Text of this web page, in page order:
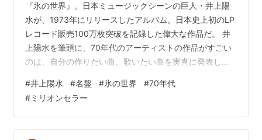
『氷の世界』。日本ミュージックシーンの巨人・井上陽
水が、1973年にリリースしたアルバム。日本史上初のLP
レコード販売100万枚突破を記録した偉大な作品だ。 井
上陽水を筆頭に、70年代のアーティストの作品がすごい
のは、自分の作りたい曲、歌いたい曲を実直に発表して
は、セールスやマーケティングなどが絡み、アーティス
トがまったく自由に作品を発表できる環境は少なくなっ
たと思う。だからこそ、自由なYouTubeなどから秀作が
生まれたりするのだ。 陽水も自由に創作活動を続け、そ
#井上陽水 #名盤 #氷の世界 #70年代
#ミリオンセラー